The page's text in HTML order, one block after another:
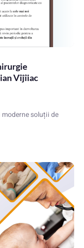
Vîjîiac
soluții de